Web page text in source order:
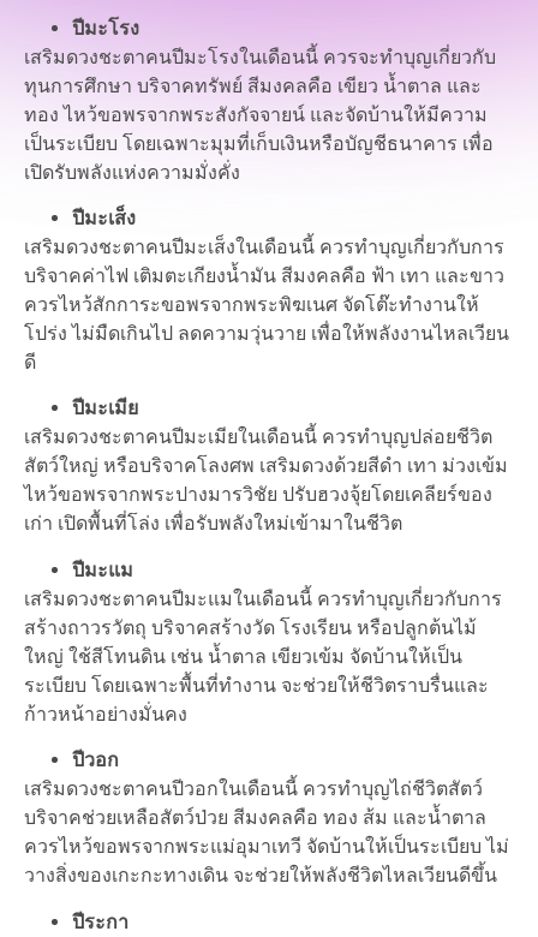
ปีมะโรง
เสริมดวงชะตาคนปีมะโรงในเดือนนี้ ควรจะทำบุญเกี่ยวกับ
ทุนการศึกษา บริจาคทรัพย์ สีมงคลคือ เขียว น้ำตาล และ
ทอง ไหว้ขอพรจากพระสังกัจจายน์ และจัดบ้านให้มีความ
เป็นระเบียบ โดยเฉพาะมุมที่เก็บเงินหรือบัญชีธนาคาร เพื่อ
เปิดรับพลังแห่งความมั่งคั่ง
ปีมะเส็ง
เสริมดวงชะตาคนปีมะเส็งในเดือนนี้ ควรทำบุญเกี่ยวกับการ
บริจาคค่าไฟ เติมตะเกียงน้ำมัน สีมงคลคือ ฟ้า เทา และขาว
ควรไหว้สักการะขอพรจากพระพิฆเนศ จัดโต๊ะทำงานให้
โปร่ง ไม่มืดเกินไป ลดความวุ่นวาย เพื่อให้พลังงานไหลเวียน
ดี
ปีมะเมีย
เสริมดวงชะตาคนปีมะเมียในเดือนนี้ ควรทำบุญปล่อยชีวิต
สัตว์ใหญ่ หรือบริจาคโลงศพ เสริมดวงด้วยสีดำ เทา ม่วงเข้ม
ไหว้ขอพรจากพระปางมารวิชัย ปรับฮวงจุ้ยโดยเคลียร์ของ
เก่า เปิดพื้นที่โล่ง เพื่อรับพลังใหม่เข้ามาในชีวิต
ปีมะแม
เสริมดวงชะตาคนปีมะแมในเดือนนี้ ควรทำบุญเกี่ยวกับการ
สร้างถาวรวัตถุ บริจาคสร้างวัด โรงเรียน หรือปลูกต้นไม้
ใหญ่ ใช้สีโทนดิน เช่น น้ำตาล เขียวเข้ม จัดบ้านให้เป็น
ระเบียบ โดยเฉพาะพื้นที่ทำงาน จะช่วยให้ชีวิตราบรื่นและ
ก้าวหน้าอย่างมั่นคง
ปีวอก
เสริมดวงชะตาคนปีวอกในเดือนนี้ ควรทำบุญไถ่ชีวิตสัตว์
บริจาคช่วยเหลือสัตว์ป่วย สีมงคลคือ ทอง ส้ม และน้ำตาล
ควรไหว้ขอพรจากพระแม่อุมาเทวี จัดบ้านให้เป็นระเบียบ ไม่
วางสิ่งของเกะกะทางเดิน จะช่วยให้พลังชีวิตไหลเวียนดีขึ้น
ปีระกา